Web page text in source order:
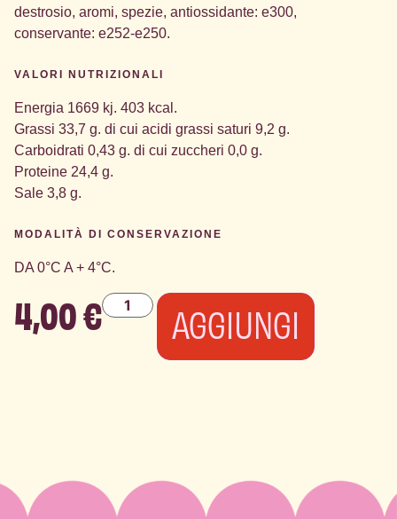
destrosio, aromi, spezie, antiossidante: e300,
conservante: e252-e250.
VALORI NUTRIZIONALI
Energia 1669 kj. 403 kcal.
Grassi 33,7 g. di cui acidi grassi saturi 9,2 g.
Carboidrati 0,43 g. di cui zuccheri 0,0 g.
Proteine 24,4 g.
Sale 3,8 g.
MODALITÀ DI CONSERVAZIONE
DA 0°C A + 4°C.
4,00€ AGGIUNGI